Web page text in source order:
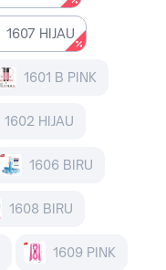
1607 HIJAU
1601 B PINK
1602 HIJAU
1606 BIRU
1608 BIRU
1609 PINK